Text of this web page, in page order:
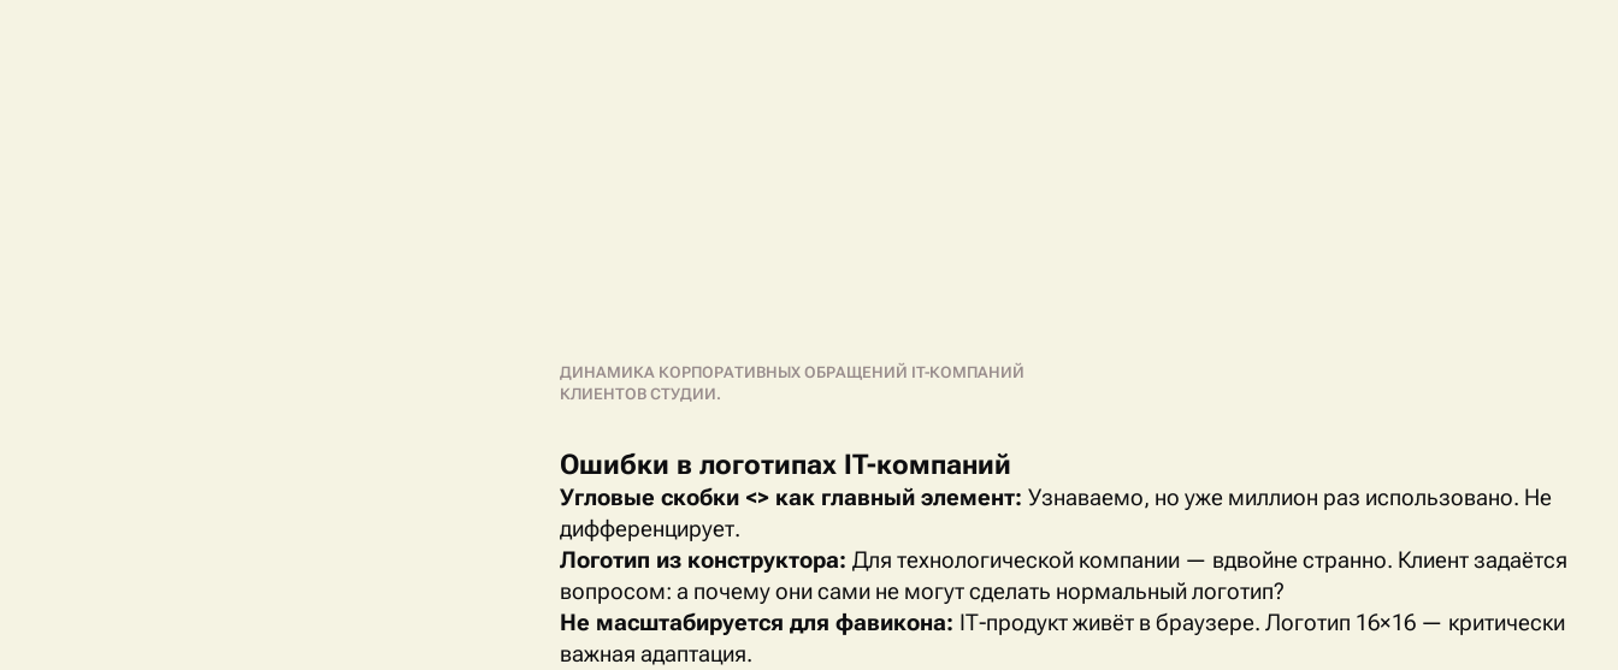
ДИНАМИКА КОРПОРАТИВНЫХ ОБРАЩЕНИЙ IT-КОМПАНИЙ
КЛИЕНТОВ СТУДИИ.
Ошибки в логотипах IT-компаний
Угловые скобки <> как главный элемент: Узнаваемо, но уже миллион раз использовано. Не
дифференцирует.
Логотип из конструктора: Для технологической компании — вдвойне странно. Клиент задаётся
вопросом: а почему они сами не могут сделать нормальный логотип?
Не масштабируется для фавикона: IT-продукт живёт в браузере. Логотип 16×16 — критически
важная адаптация.